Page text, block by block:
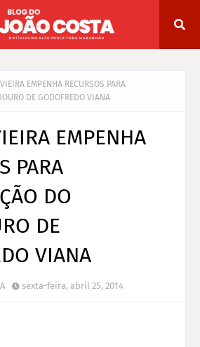
EMPENHA RECURSOS PARA
DE GODOFREDO VIANA
EMPENHA
PARA
DO
DE
VIANA
sexta-feira, abril 25, 2014